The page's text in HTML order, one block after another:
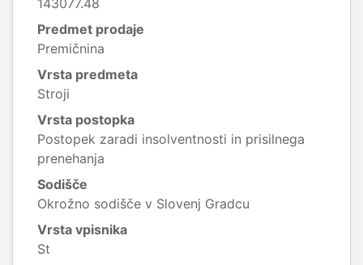
Predmet prodaje
Premičnina
Vrsta predmeta
Stroji
Vrsta postopka
Postopek zaradi insolventnosti in prisilnega
prenehanja
Sodišče
Okrožno sodišče v Slovenj Gradcu
Vrsta vpisnika
St